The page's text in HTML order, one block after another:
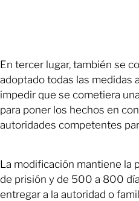
En tercer lugar, también se
adoptado todas las medidas
impedir que se cometiera
para poner los hechos en
autoridades competentes
La modificación mantiene la
de prisión y de 500 a 800
entregar a la autoridad o